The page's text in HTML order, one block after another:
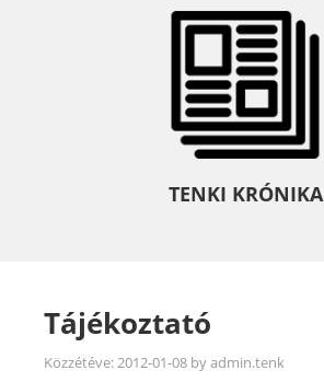
TENKI KRÓNIKA
Tájékoztató
Közzétéve:2012-01-08 byadmin.tenk